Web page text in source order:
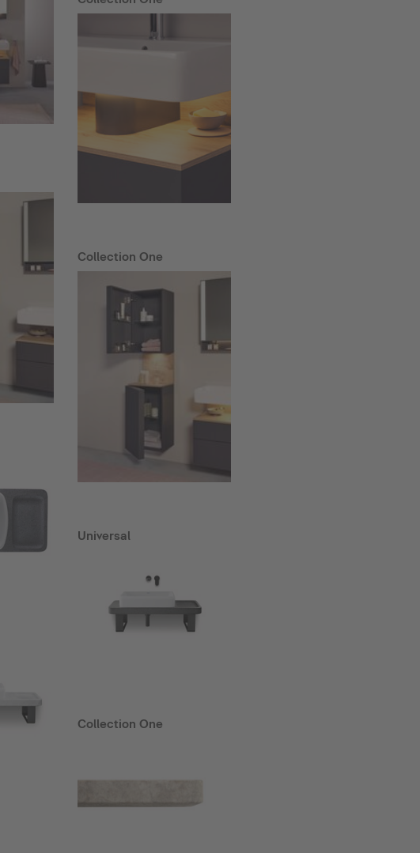
Collection One
Universal
Collection One